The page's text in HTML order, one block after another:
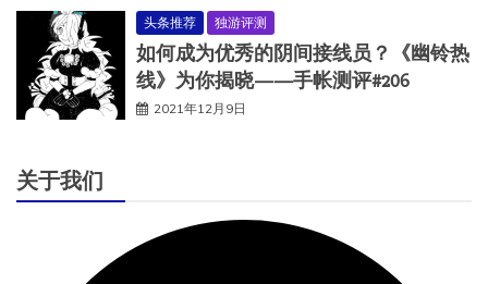
头条推荐 独游评测
如何成为优秀的阴间接线员？《幽铃热
线》为你揭晓——手帐测评#206
2021年12月9日
关于我们